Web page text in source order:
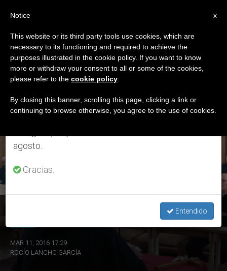
ETIQUETA
Posts Tagged ‘padre
Ermes Ronchi’
ÚLTIMAS NOTICIAS
'Lo contrario del amor no es el odio, sino la indiferencia'
MAR 11, 2016 17:29
ROCÍO LANCHO GARCÍA
×
Aviso importante
Del 27 de julio al 7 de agosto haremos la pausa
anual, aprovechando que en el periodo de verano
se generan menos informaciones y también el
agosto.
Gracias.
Entendido
x
Notice
This website or its third party tools use cookies, which are
necessary to its functioning and required to achieve the
purposes illustrated in the cookie policy. If you want to know
more or withdraw your consent to all or some of the cookies,
please refer to the cookie policy
By closing this banner, scrolling this page, clicking a link or
continuing to browse otherwise, you agree to the use of cookies.